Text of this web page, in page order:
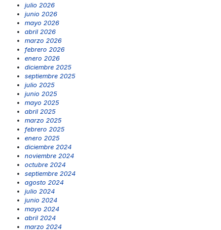
julio 2026
junio 2026
mayo 2026
abril 2026
marzo 2026
febrero 2026
enero 2026
diciembre 2025
septiembre 2025
julio 2025
junio 2025
mayo 2025
abril 2025
marzo 2025
febrero 2025
enero 2025
diciembre 2024
noviembre 2024
octubre 2024
septiembre 2024
agosto 2024
julio 2024
junio 2024
mayo 2024
abril 2024
marzo 2024